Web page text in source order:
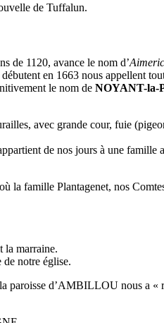
de Tuffalun.
de 1120, avance le nom d’
en 1663 nous appellent
le nom de NOYANT-la-
avec grande cour, fuie
de nos jours à une famille
la famille Plantagenet, nos
la marraine.
notre église.
paroisse d’AMBILLOU nous a «